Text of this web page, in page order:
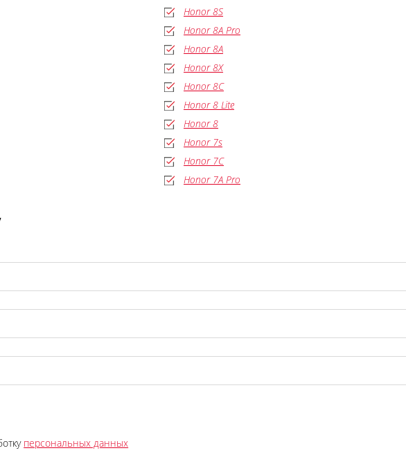
Honor 8S
Honor 8A Pro
Honor 8A
Honor 8X
Honor 8C
Honor 8 Lite
Honor 8
Honor 7s
Honor 7C
Honor 7A Pro
персональных данных